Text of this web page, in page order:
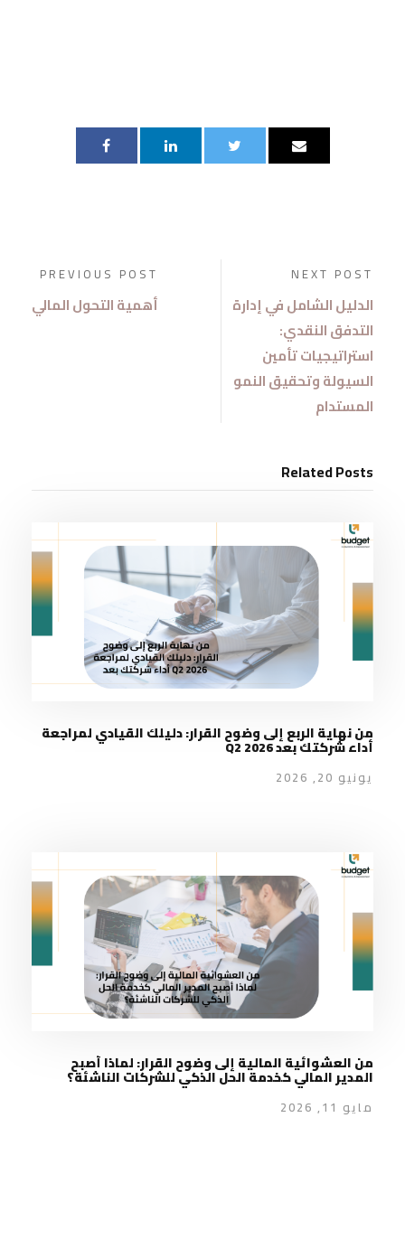
PREVIOUS POST
أهمية التحول المالي
NEXT POST
الدليل الشامل في إدارة
التدفق النقدي:
استراتيجيات تأمين
السيولة وتحقيق النمو
المستدام
Related Posts
من نهاية الربع إلى وضوح القرار: دليلك القيادي لمراجعة
أداء شركتك بعد Q2 2026
يونيو 20, 2026
من العشوائية المالية إلى وضوح القرار: لماذا أصبح
المدير المالي كخدمة الحل الذكي للشركات الناشئة؟
مايو 11, 2026